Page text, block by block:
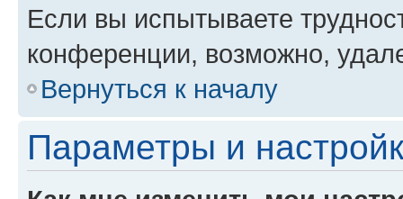
Если вы испытываете
конференции, возможно,
Вернуться к началу
Параметры и